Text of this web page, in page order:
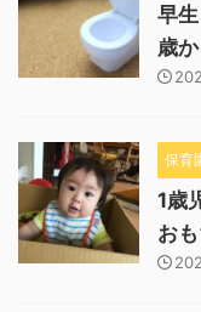
早
歳
保育
1歳
お